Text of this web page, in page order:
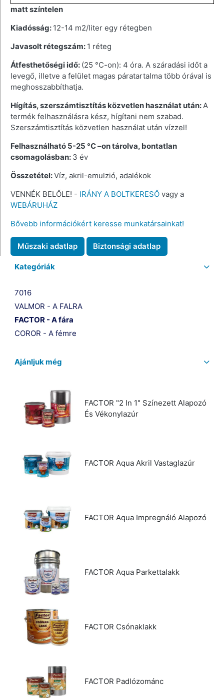
Kategóriák
7016
VALMOR - A FALRA
FACTOR - A fára
COROR - A fémre
Ajánljuk még
FACTOR "2 In 1" Színezett Alapozó
És Vékonylazúr
FACTOR Aqua Akril Vastaglazúr
FACTOR Aqua Impregnáló Alapozó
FACTOR Aqua Parkettalakk
FACTOR Csónaklakk
FACTOR Padlózománc
matt színtelen
Kiadósság: 12-14 m2/liter egy rétegben
Javasolt rétegszám: 1 réteg
Átfesthetőségi idő: (25 °C-on): 4 óra. A száradási időt a
levegő, illetve a felület magas páratartalma több órával is
meghosszabbíthatja.
Hígítás, szerszámtisztítás közvetlen használat után:A
termék felhasználásra kész, hígítani nem szabad.
Szerszámtisztítás közvetlen használat után vízzel!
Felhasználható 5-25 °C –on tárolva, bontatlan
csomagolásban: 3 év
Összetétel:Víz, akril-emulzió, adalékok
VENNÉK BELŐLE! - IRÁNY A BOLTKERESŐ vagy a
WEBÁRUHÁZ
Bővebb információkért keresse munkatársainkat!
Műszaki adatlap Biztonsági adatlap